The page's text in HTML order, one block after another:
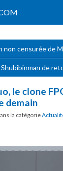
non censurée de
de
le clone
demain
la catégorie